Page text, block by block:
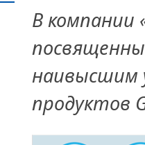
В компании
наивысшим
продуктов